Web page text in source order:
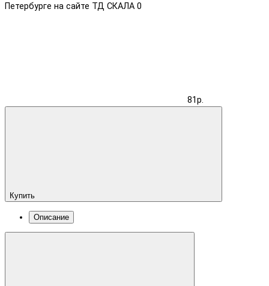
Петербурге на сайте ТД СКАЛА 0
81р.
Купить
Описание